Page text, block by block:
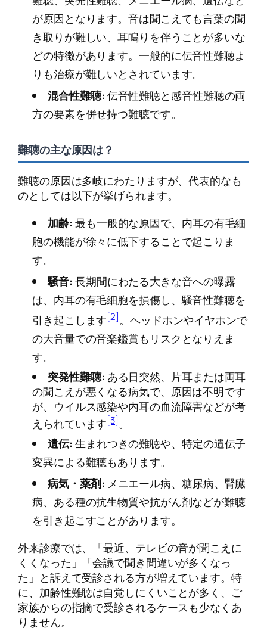
が原因となります。音は聞こえても言葉の聞
き取りが難しい、耳鳴りを伴うことが多いな
どの特徴があります。一般的に伝音性難聴よ
りも治療が難しいとされています。
混合性難聴:伝音性難聴と感音性難聴の両
方の要素を併せ持つ難聴です。
難聴の主な原因は？
難聴の原因は多岐にわたりますが、代表的なも
のとしては以下が挙げられます。
加齢:最も一般的な原因で、内耳の有毛細
胞の機能が徐々に低下することで起こりま
す。
騒音:長期間にわたる大きな音への曝露
は、内耳の有毛細胞を損傷し、騒音性難聴を
引き起こします[2]。ヘッドホンやイヤホンで
の大音量での音楽鑑賞もリスクとなりえま
す。
突発性難聴: ある日突然、片耳または両耳
の聞こえが悪くなる病気で、原因は不明です
が、ウイルス感染や内耳の血流障害などが考
えられています[3]。
遺伝:生まれつきの難聴や、特定の遺伝子
変異による難聴もあります。
病気・薬剤: メニエール病、糖尿病、腎臓
病、ある種の抗生物質や抗がん剤などが難聴
を引き起こすことがあります。
外来診療では、「最近、テレビの音が聞こえに
くくなった」「会議で聞き間違いが多くなっ
た」と訴えて受診される方が増えています。特
に、加齢性難聴は自覚しにくいことが多く、ご
家族からの指摘で受診されるケースも少なくあ
りません。